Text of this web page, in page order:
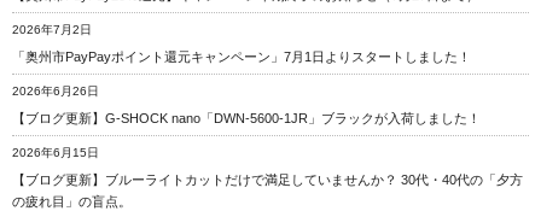
2026年7月2日
「奥州市PayPayポイント還元キャンペーン」7月1日よりスタートしました！
2026年6月26日
【ブログ更新】G-SHOCK nano「DWN-5600-1JR」ブラックが入荷しました！
2026年6月15日
【ブログ更新】ブルーライトカットだけで満足していませんか？ 30代・40代の「夕方
の疲れ目」の盲点。